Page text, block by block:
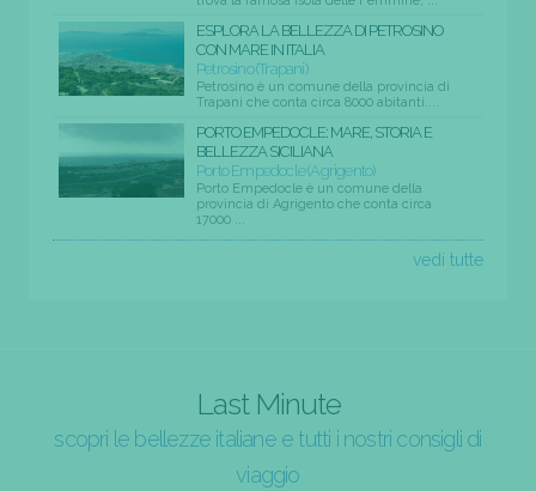
ESPLORA LA BELLEZZA DI PETROSINO
CON MARE IN ITALIA
Petrosino (Trapani)
Petrosino è un comune della provincia di
Trapani che conta circa 8000 abitanti....
PORTO EMPEDOCLE: MARE, STORIA E
BELLEZZA SICILIANA
Porto Empedocle (Agrigento)
Porto Empedocle è un comune della
provincia di Agrigento che conta circa
17000 ...
vedi tutte
Last Minute
scopri le bellezze italiane e tutti i nostri consigli di
viaggio